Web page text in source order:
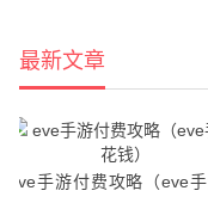
最新文章
eve手游付费攻略（eve